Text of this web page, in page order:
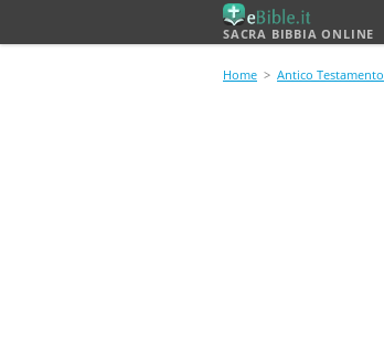
SACRA BIBBIA ONLINE
Home > Antico Testamento